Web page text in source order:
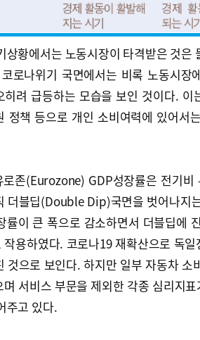
상황에서는 노동시장이 타격받은 것은
로나위기 국면에서는 비록 노동시장
히려 급등하는 모습을 보인 것이다.
정책 등으로 개인 소비여력에 있어서
존(Eurozone) GDP성장률은 전기
더블딥(Double Dip)국면을 벗어나지
률이 큰 폭으로 감소하면서 더블딥에
작용하였다. 코로나19 재확산으로 독
것으로 보인다. 하지만 일부 자동차 소
서비스 부문을 제외한 각종 심리지
주고 있다.